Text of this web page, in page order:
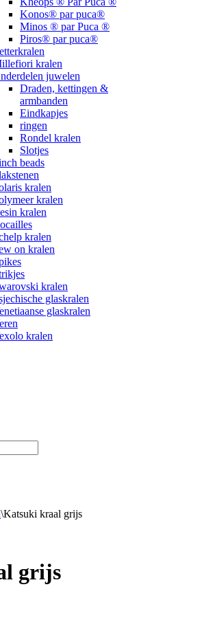
Konos® par puca®
Minos ® par Puca ®
Piros® par puca®
kralen
juwelen
Draden, kettingen &
armbanden
Eindkapjes
ringen
Rondel kralen
Slotjes
beads
kralen
kralen
kralen
kralen
on kralen
kralen
glaskralen
glaskralen
kralen
\Katsuki kraal grijs
grijs